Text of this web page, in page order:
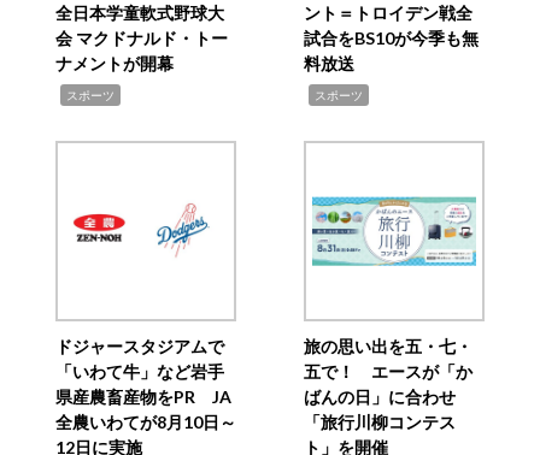
全日本学童軟式野球大
会 マクドナルド・トー
ナメントが開幕
スポーツ
ント＝トロイデン戦全
試合をBS10が今季も無
料放送
スポーツ
ドジャースタジアムで
「いわて牛」など岩手
県産農畜産物をPR JA
全農いわてが8月10日～
12日に実施
旅の思い出を五・七・
五で！ エースが「か
ばんの日」に合わせ
「旅行川柳コンテス
ト」を開催